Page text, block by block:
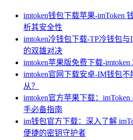
imtoken钱包下载苹果-imToken
析其安全性
imtoken冷钱包下载-TP冷钱包
的双雄对决
imtoken苹果版免费下载-
imtoken官网下载安卓-IM钱包
从？
imtoken官方苹果下载：
手必备指南
im钱包官方下载：深入了解
便捷的密钥守护者